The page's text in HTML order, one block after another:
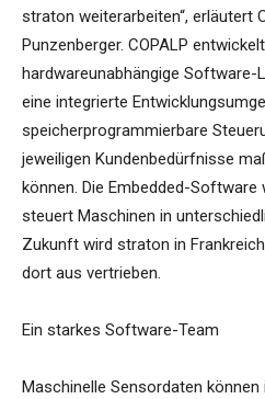
straton weiterarbeiten“, erläutert
Punzenberger. COPALP
hardwareunabhängige
eine integrierte
speicherprogrammierbare
jeweiligen Kundenbedürfnisse
können. Die Embedded-
steuert Maschinen in
Zukunft wird straton in
dort aus vertrieben.
Ein starkes Software-Team
Maschinelle Sensordaten